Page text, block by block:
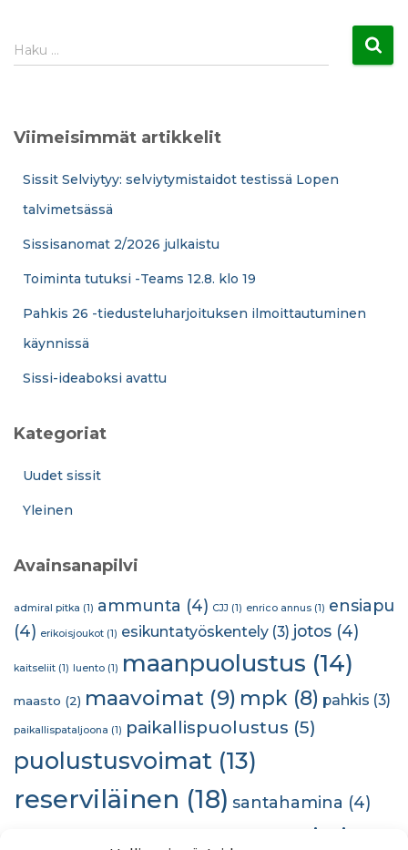
H
a
Haku …
Viimeisimmät artikkelit
Sissit Selviytyy: selviytymistaidot testissä Lopen
talvimetsässä
Sissisanomat 2/2026 julkaistu
Toiminta tutuksi -Teams 12.8. klo 19
Pahkis 26 -tiedusteluharjoituksen ilmoittautuminen
käynnissä
Sissi-ideaboksi avattu
Kategoriat
Uudet sissit
Yleinen
Avainsanapilvi
admiral pitka (1) ammunta (4) CJJ (1) enrico annus (1) ensiapu
(4) erikoisjoukot (1) esikuntatyöskentely (3) jotos (4)
kaitseliit (1) luento (1) maanpuolustus (14)
maasto (2) maavoimat (9) mpk (8) pahkis (3)
paikallispataljoona (1) paikallispuolustus (5)
puolustusvoimat (13)
reserviläinen (18) santahamina (4)
sissit